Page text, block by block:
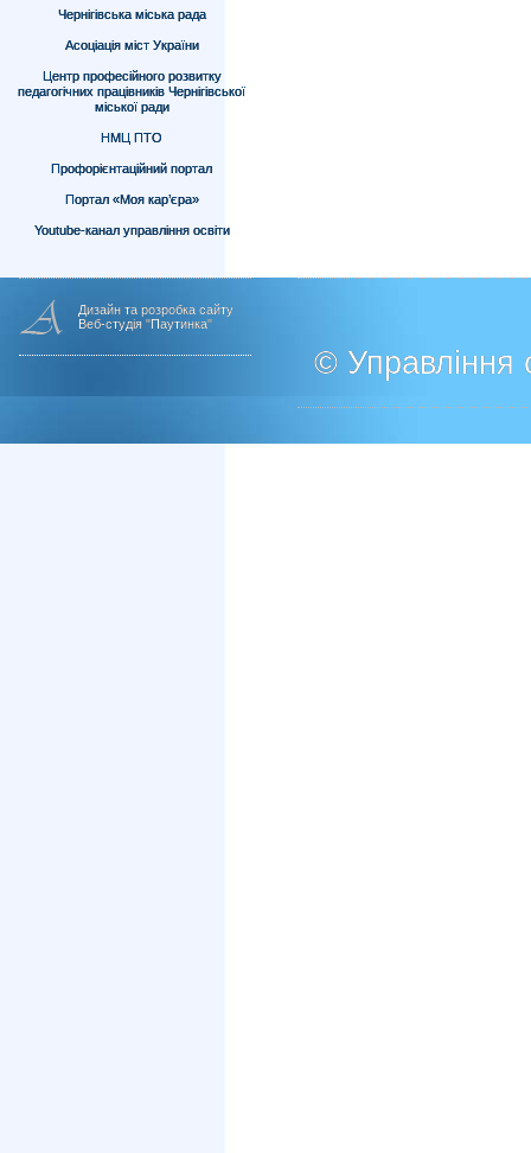
Чернігівська міська рада
Асоціація міст України
Центр професійного розвитку
педагогічних працівників Чернігівської
міської ради
НМЦ ПТО
Профорієнтаційний портал
Портал «Моя кар’єра»
Youtube-канал управління освіти
Дизайн та розробка сайту
Веб-студія "Паутинка"
© Управління